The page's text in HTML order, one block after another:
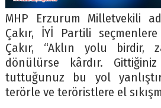
MHP Erzurum Milletvekili
Çakır, İYİ Partili
Çakır, “Aklın yolu birdir,
dönülürse kârdır.
tuttuğunuz bu yol
terörle ve teröristlere el